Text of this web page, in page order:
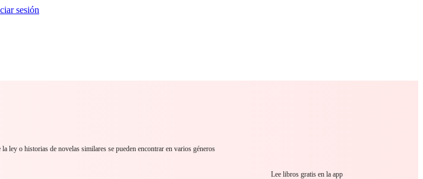
sesión
ley o historias de novelas similares se pueden encontrar en varios géneros
Lee libros gratis en la app